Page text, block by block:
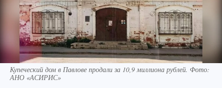
Купеческий дом в Павлове продали за 10,9 миллиона рублей. Фото:
АНО «АСИРИС»